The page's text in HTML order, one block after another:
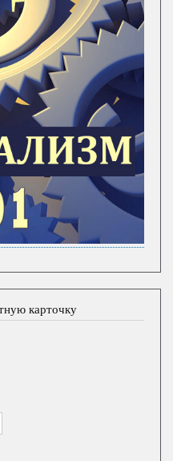
карточку